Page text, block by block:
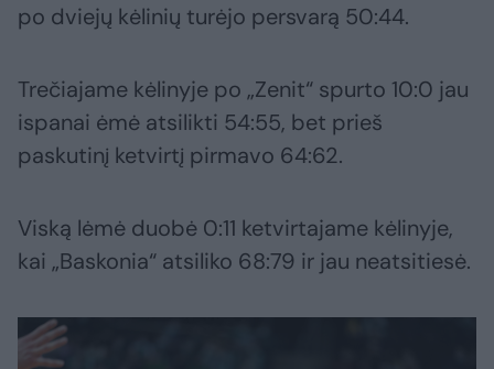
po dviejų kėlinių turėjo persvarą 50:44.
Trečiajame kėlinyje po „Zenit“ spurto 10:0 jau
ispanai ėmė atsilikti 54:55, bet prieš
paskutinį ketvirtį pirmavo 64:62.
Viską lėmė duobė 0:11 ketvirtajame kėlinyje,
kai „Baskonia“ atsiliko 68:79 ir jau neatsitiesė.